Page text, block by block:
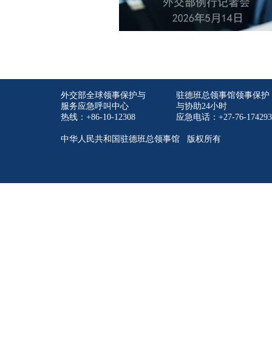
外交部全球领事保护与
服务应急呼叫中心
热线：+86-10-12308
驻德班总领事馆领事保护
与协助24小时
应急电话：+27-76-
中华人民共和国驻德班总领事馆 版权所有